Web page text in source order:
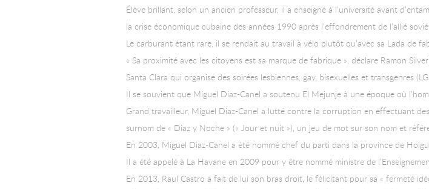
Élève brillant, selon un ancien professeur, il a enseigné à l’université avant
la crise économique cubaine des années 1990 après l’effondrement de l’allié
Le carburant étant rare, il se rendait au travail à vélo plutôt qu’avec sa Lada de
« Sa proximité avec les citoyens est sa marque de fabrique », déclare Ramon
Santa Clara qui organise des soirées lesbiennes, gay, bisexuelles et transgenres
Il se souvient que Miguel Diaz-Canel a soutenu El Mejunje à une époque où
Grand travailleur, Miguel Diaz-Canel a lutté contre la corruption en effectuant
surnom de « Diaz y Noche » (« Jour et nuit »), un jeu de mot sur son nom et
En 2003, Miguel Diaz-Canel a été nommé chef du parti dans la province de
Il a été appelé à La Havane en 2009 pour y être nommé ministre de
En 2013, Raul Castro a fait de lui son bras droit, le félicitant pour sa « fermeté